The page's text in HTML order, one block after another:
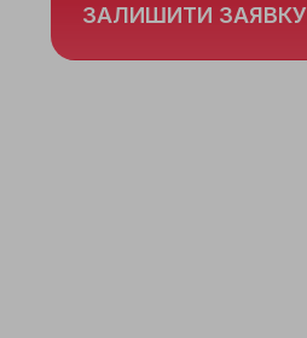
ЗАЛИШИТИ ЗАЯВКУ